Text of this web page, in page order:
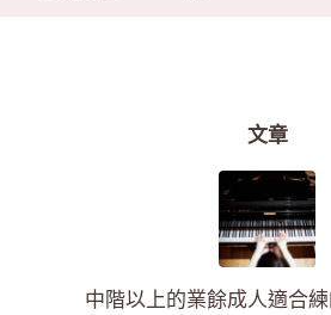
文章
中階以上的業餘成人適合